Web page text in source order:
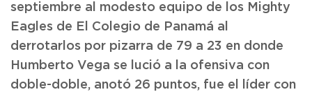
septiembre al modesto equipo de los Mighty
Eagles de El Colegio de Panamá al
derrotarlos por pizarra de 79 a 23 en donde
Humberto Vega se lució a la ofensiva con
doble-doble, anotó 26 puntos, fue el líder con